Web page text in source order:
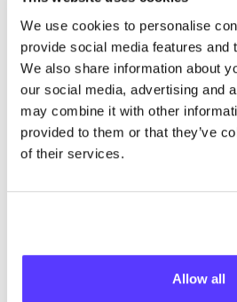
We use cookies to personalise
provide social media features and
We also share information about
our social media, advertising and
may combine it with other
provided to them or that they’ve
of their services.
Allow all
t Schoenmakertje
Haarlemmerdijk 73, Amsterdam